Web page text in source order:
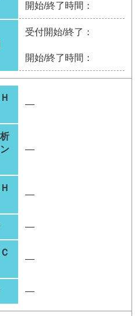
開始/終了時間：
受付開始/終了：
開始/終了時間：
―
―
―
―
―
―